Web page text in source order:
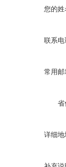
您的姓
联系电
常用邮
省
详细地